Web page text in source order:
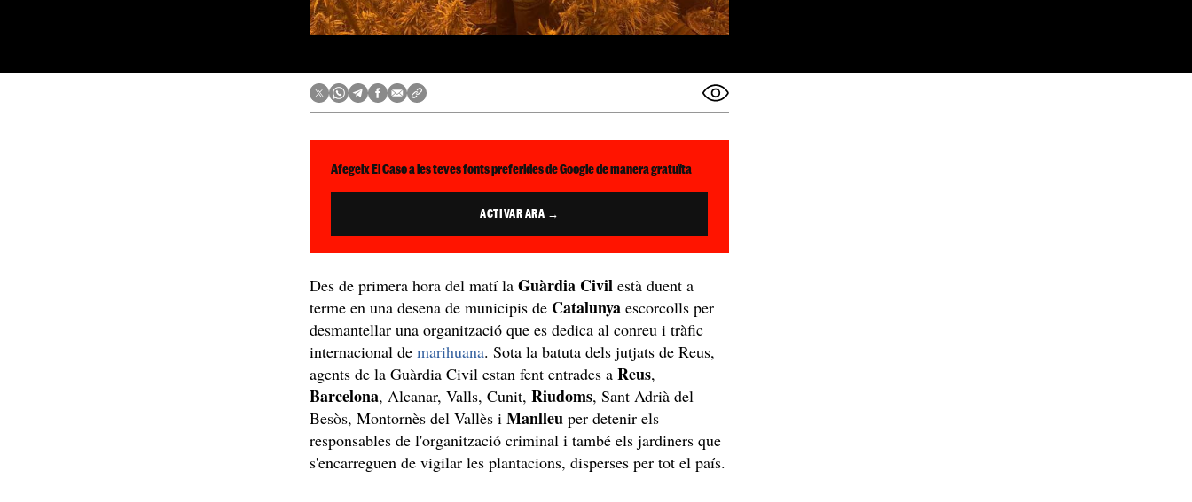
Afegeix El Caso a les teves fonts preferides de Google de manera gratuïta
ACTIVAR ARA →
Des de primera hora del matí laGuàrdia Civil està duent a
terme en una desena de municipis de Catalunya escorcolls per
desmantellar una organització que es dedica al conreu i tràfic
internacional demarihuana. Sota la batuta dels jutjats de Reus,
agents de la Guàrdia Civil estan fent entrades aReus,
Barcelona, Alcanar, Valls, Cunit,Riudoms, Sant Adrià del
Besòs, Montornès del Vallès iManlleu per detenir els
responsables de l'organització criminal i també els jardiners que
s'encarreguen de vigilar les plantacions, disperses per tot el país.